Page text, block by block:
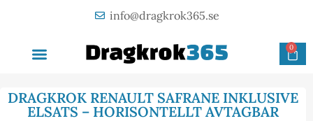
info@dragkrok365.se
0
DRAGKROK RENAULT SAFRANE INKLUSIVE
ELSATS – HORISONTELLT AVTAGBAR